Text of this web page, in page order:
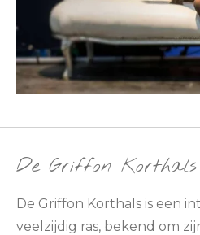
De Griffon Korthals
De Griffon Korthals is een
veelzijdig ras, bekend om